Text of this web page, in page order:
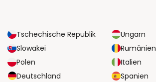
Tschechische Republik
Ungarn
Slowakei
Rumänien
Polen
Italien
Deutschland
Spanien